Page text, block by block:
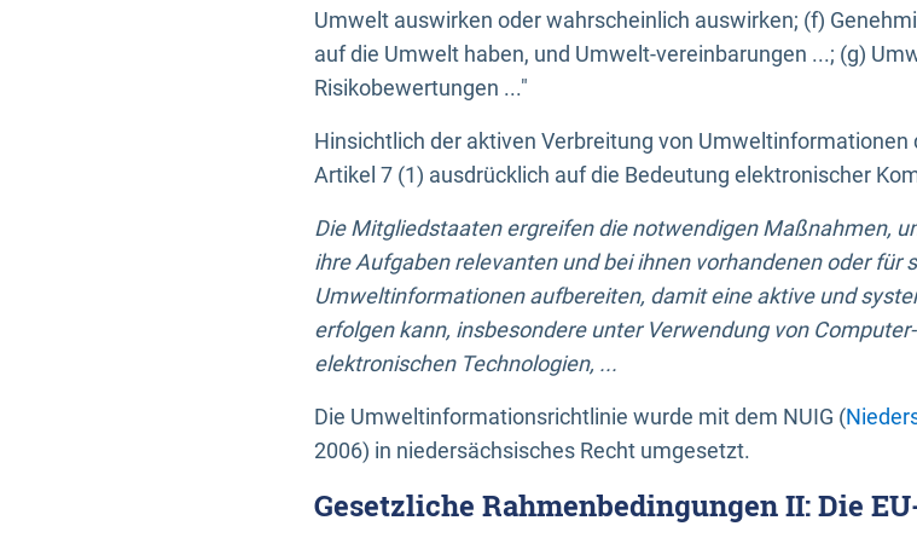
Umwelt auswirken oder wahrscheinlich auswirken; (f)
auf die Umwelt haben, und Umwelt-vereinbarungen ...; (g)
Risikobewertungen ..."
Hinsichtlich der aktiven Verbreitung von
Artikel 7 (1) ausdrücklich auf die Bedeutung elektronischer
Die Mitgliedstaaten ergreifen die notwendigen Maßnahmen,
ihre Aufgaben relevanten und bei ihnen vorhandenen oder für
Umweltinformationen aufbereiten, damit eine aktive und
erfolgen kann, insbesondere unter Verwendung von
elektronischen Technologien, ...
Die Umweltinformationsrichtlinie wurde mit dem NUIG (
2006) in niedersächsisches Recht umgesetzt.
Gesetzliche Rahmenbedingungen II: Die